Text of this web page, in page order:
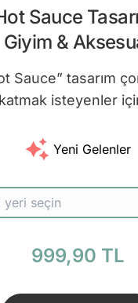
Sauce
Giyim &
Sauce” tasarım
isteyenler
Yeni Gelenler
999,90 TL